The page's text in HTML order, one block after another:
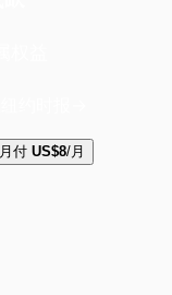
月付 US$8/月